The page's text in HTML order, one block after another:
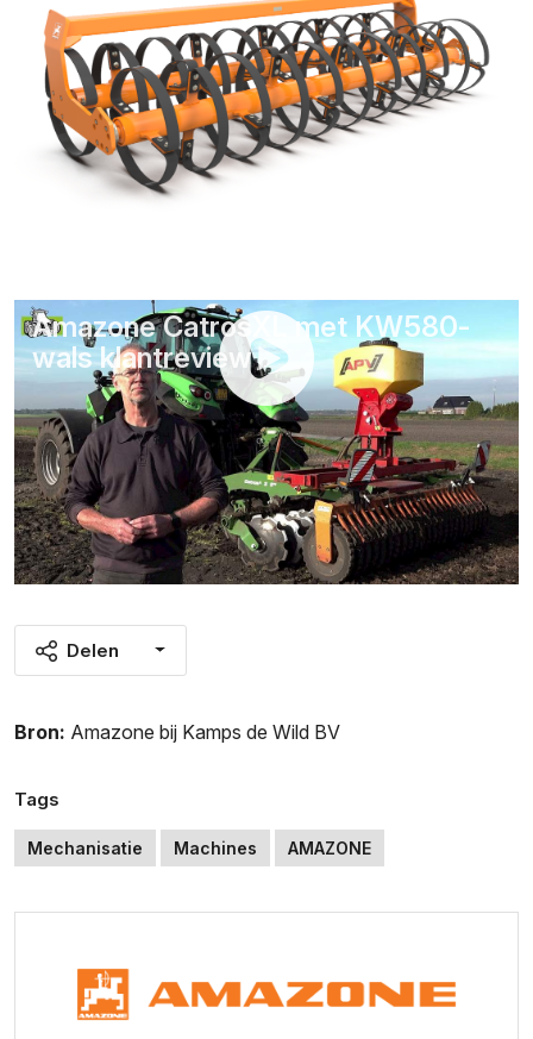
Amazone CatrosXL met KW580-
wals klantreview
Delen
Bron: Amazone bij Kamps de Wild BV
Tags
Mechanisatie Machines AMAZONE